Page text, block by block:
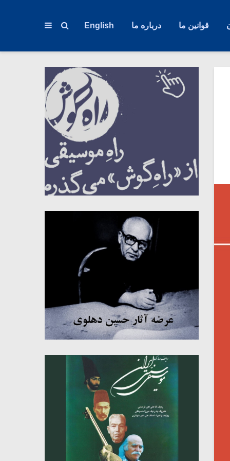
قوانین ما درباره ما English
میکلوش روژا